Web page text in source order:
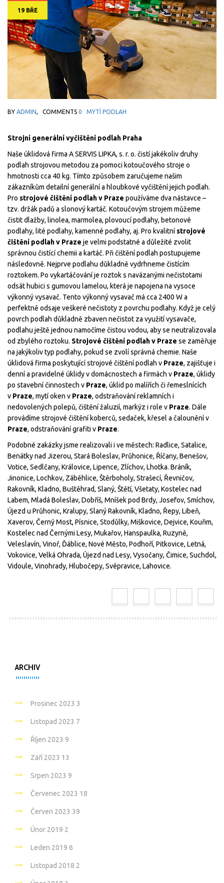
19 BŘE
BY ADMIN, COMMENTS 0 MYTÍ PODLAH
Strojní generální vyčištění podlah Praha
Naše úklidová firma A SERVIS LIPKA, s. r. o. čistí jakékoliv druhy
podlah strojovou metodou za pomoci kotoučového stroje o
hmotnosti cca 40 kg. Tímto způsobem zaručujeme našim
zákazníkům detailní generální a hloubkové vyčištění jejich podlah.
Pro strojové čištění podlah v Praze používáme dva nástavce –
tzv. držák padů a slonový kartáč. Kotoučovým strojem můžeme
čistit dlažby, linolea, marmolea, plovoucí podlahy, betonové
podlahy, lité podlahy, kamenné podlahy, aj. Pro kvalitní strojové
čištění podlah v Praze je velmi podstatné a důležité zvolit
správnou čistící chemii a kartáč. Při čištění podlah postupujeme
následovně. Nejprve podlahu důkladně vydrhneme čistícím
roztokem. Po vykartáčování je roztok s navázanými nečistotami
odsát hubici s gumovou lamelou, která je napojena na vysoce
výkonný vysavač. Tento výkonný vysavač má cca 2400 W a
perfektně odsaje veškeré nečistoty z povrchu podlahy. Když je celý
povrch podlah důkladně zbaven nečistot za využití vysavače,
podlahu ještě jednou namočíme čistou vodou, aby se neutralizovala
od zbylého roztoku. Strojové čištění podlah v Praze se zaměřuje
na jakýkoliv typ podlahy, pokud se zvolí správná chemie. Naše
úklidová firma poskytující strojové čištění podlah v Praze, zajišťuje i
denní a pravidelné úklidy v domácnostech a firmách v Praze, úklidy
po stavební činnostech v Praze, úklid po malířích či řemeslnících
v Praze, mytí oken v Praze, odstraňování reklamních i
nedovolených polepů, čištění žaluzií, markýz i role v Praze. Dále
provádíme strojové čištění koberců, sedaček, křesel a čalounění v
Praze, odstraňování grafiti v Praze.
Podobné zakázky jsme realizovali i ve městech: Radlice, Satalice,
Benátky nad Jizerou, Stará Boleslav, Průhonice, Říčany, Benešov,
Votice, Sedlčany, Královice, Lipence, Zlíchov, Lhotka. Bráník,
Jinonice, Lochkov, Záběhlice, Štěrboholy, Strašecí, Řevničov,
Rakovník, Kladno, Buštěhrad, Slaný, Štětí, Všetaty, Kostelec nad
Labem, Mladá Boleslav, Dobříš, Mníšek pod Brdy, Josefov, Smíchov,
Újezd u Průhonic, Kralupy, Slaný Rakovník, Kladno, Řepy, Libeň,
Xaverov, Černý Most, Písnice, Stodůlky, Miškovice, Dejvice, Kouřim,
Kostelec nad Černými Lesy, Mukařov, Hanspaulka, Ruzyně,
Veleslavín, Vinoř, Ďáblice, Nové Město, Podhoří, Pitkovice, Letná,
Vokovice, Velká Ohrada, Újezd nad Lesy, Vysočany, Čimice, Suchdol,
Vidoule, Vinohrady, Hlubočepy, Svépravice, Lahovice.
ARCHIV
Prosinec 2023 3
Listopad 2023 7
Říjen 2023 9
Září 2023 13
Srpen 2023 9
Červenec 2023 18
Červen 2023 39
Únor 2019 2
Leden 2019 6
Listopad 2018 2